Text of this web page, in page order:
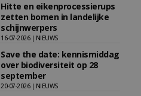
Hitte en eikenprocessierups
zetten bomen in landelijke
schijnwerpers
16-07-2026 | NIEUWS
Save the date: kennismiddag
over biodiversiteit op 28
september
20-07-2026 | NIEUWS